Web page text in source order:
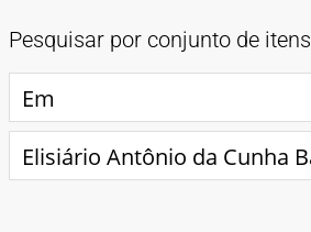
Pesquisar por conjunto de itens